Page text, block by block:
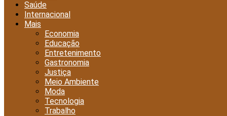
Saúde
Internacional
Mais
Economia
Educação
Entretenimento
Gastronomia
Justiça
Meio Ambiente
Moda
Tecnologia
Trabalho